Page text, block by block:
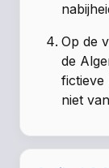
Op de
de
fictieve
niet